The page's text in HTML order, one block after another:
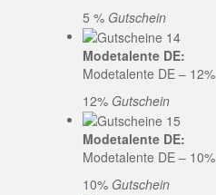
5 % Gutschein
Modetalente DE:
Modetalente DE – 12%
12% Gutschein
Modetalente DE:
Modetalente DE – 10%
10% Gutschein